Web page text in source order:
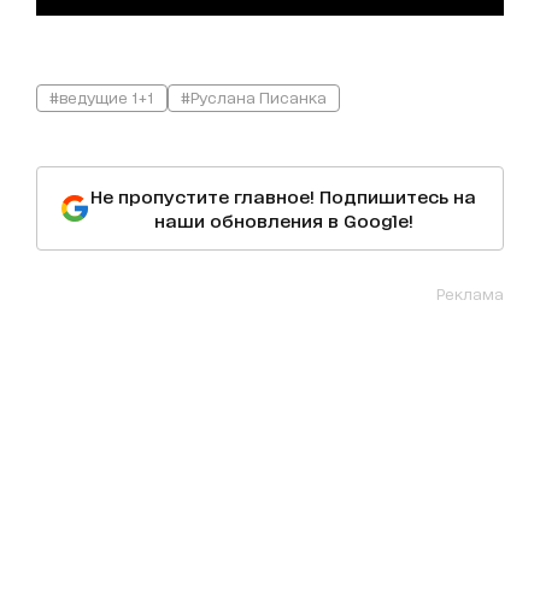
#ведущие 1+1 #Руслана Писанка
Не пропустите главное! Подпишитесь на
наши обновления в Google!
Реклама